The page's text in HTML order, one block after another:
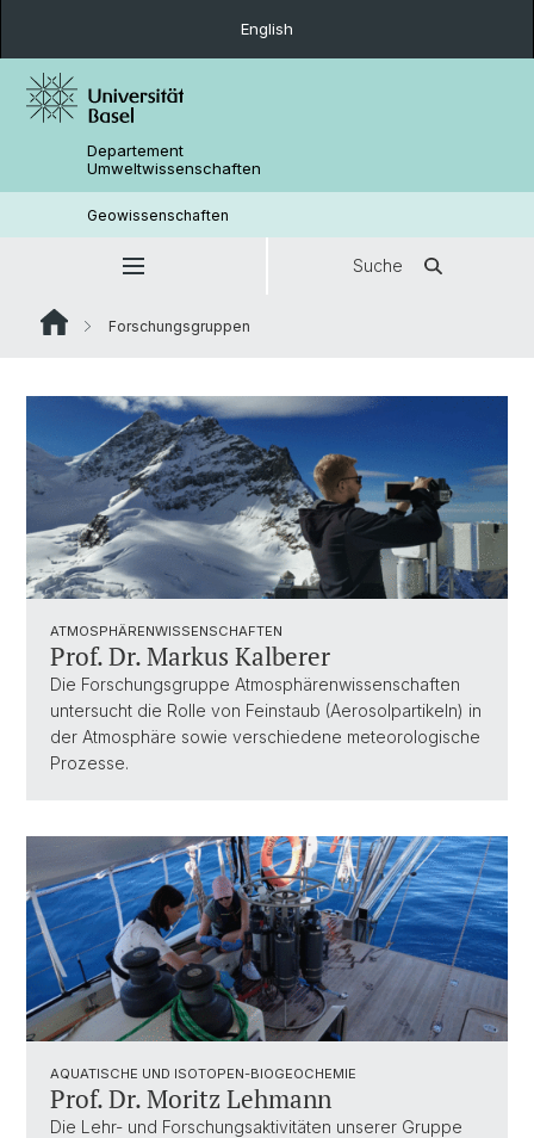
English
Departement
Umweltwissenschaften
Geowissenschaften
Suche
Forschungsgruppen
ATMOSPHÄRENWISSENSCHAFTEN
Prof. Dr. Markus Kalberer
Die Forschungsgruppe Atmosphärenwissenschaften
untersucht die Rolle von Feinstaub (Aerosolpartikeln) in
der Atmosphäre sowie verschiedene meteorologische
Prozesse.
AQUATISCHE UND ISOTOPEN-BIOGEOCHEMIE
Prof. Dr. Moritz Lehmann
Die Lehr- und Forschungsaktivitäten unserer Gruppe